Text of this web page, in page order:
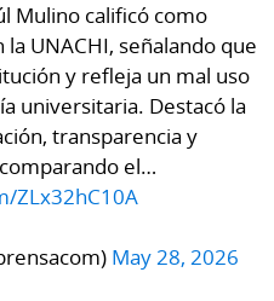
Mulino calificó como
UNACHI, señalando que
y refleja un mal uso
universitaria. Destacó la
transparencia y
el…
ZLx32hC10A
May 28, 2026